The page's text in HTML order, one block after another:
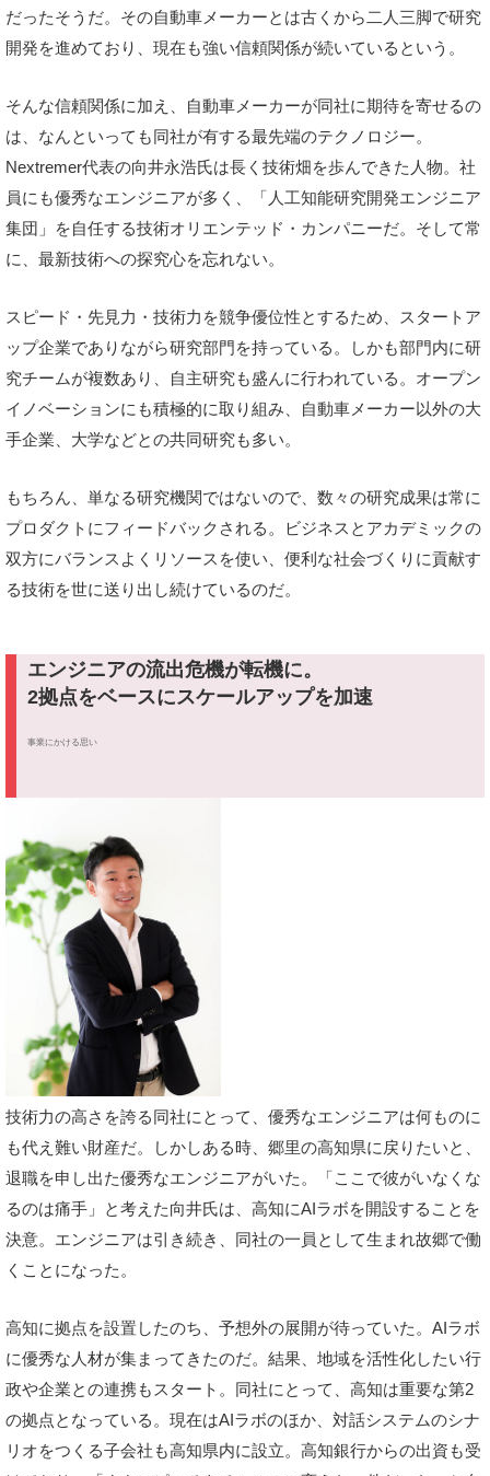
だったそうだ。その自動車メーカーとは古くから二人三脚で研究
開発を進めており、現在も強い信頼関係が続いているという。
そんな信頼関係に加え、自動車メーカーが同社に期待を寄せるの
は、なんといっても同社が有する最先端のテクノロジー。
Nextremer代表の向井永浩氏は長く技術畑を歩んできた人物。社
員にも優秀なエンジニアが多く、「人工知能研究開発エンジニア
集団」を自任する技術オリエンテッド・カンパニーだ。そして常
に、最新技術への探究心を忘れない。
スピード・先見力・技術力を競争優位性とするため、スタートア
ップ企業でありながら研究部門を持っている。しかも部門内に研
究チームが複数あり、自主研究も盛んに行われている。オープン
イノベーションにも積極的に取り組み、自動車メーカー以外の大
手企業、大学などとの共同研究も多い。
もちろん、単なる研究機関ではないので、数々の研究成果は常に
プロダクトにフィードバックされる。ビジネスとアカデミックの
双方にバランスよくリソースを使い、便利な社会づくりに貢献す
る技術を世に送り出し続けているのだ。
エンジニアの流出危機が転機に。
2拠点をベースにスケールアップを加速
事業にかける思い
技術力の高さを誇る同社にとって、優秀なエンジニアは何ものに
も代え難い財産だ。しかしある時、郷里の高知県に戻りたいと、
退職を申し出た優秀なエンジニアがいた。「ここで彼がいなくな
るのは痛手」と考えた向井氏は、高知にAIラボを開設することを
決意。エンジニアは引き続き、同社の一員として生まれ故郷で働
くことになった。
高知に拠点を設置したのち、予想外の展開が待っていた。AIラボ
に優秀な人材が集まってきたのだ。結果、地域を活性化したい行
政や企業との連携もスタート。同社にとって、高知は重要な第2
の拠点となっている。現在はAIラボのほか、対話システムのシナ
リオをつくる子会社も高知県内に設立。高知銀行からの出資も受